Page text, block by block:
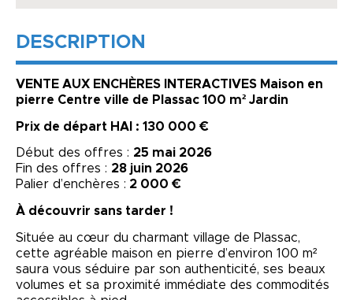
DESCRIPTION
VENTE AUX ENCHÈRES INTERACTIVES Maison en
pierre Centre ville de Plassac 100 m² Jardin
Prix de départ HAI : 130 000 €
Début des offres : 25 mai 2026
Fin des offres : 28 juin 2026
Palier d’enchères : 2 000 €
À découvrir sans tarder !
Située au cœur du charmant village de Plassac,
cette agréable maison en pierre d’environ 100 m²
saura vous séduire par son authenticité, ses beaux
volumes et sa proximité immédiate des commodités